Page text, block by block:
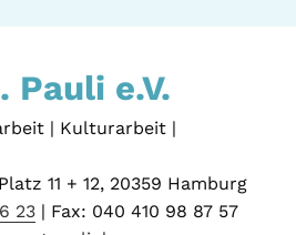
Pauli e.V.
| Kulturarbeit |
11 + 12, 20359 Hamburg
23 | Fax: 040 410 98 87 57